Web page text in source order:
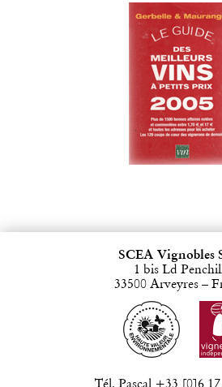
SCEA Vignobles
1 bis Ld
33500 Arveyres –
Tél. Pascal +33 [0]6 17